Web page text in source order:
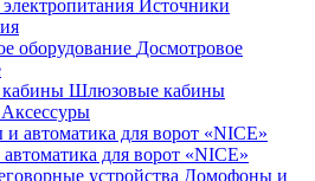
Источники
Досмотровое
Шлюзовые кабины
Аксессуры
для ворот «NICE»
Домофоны и